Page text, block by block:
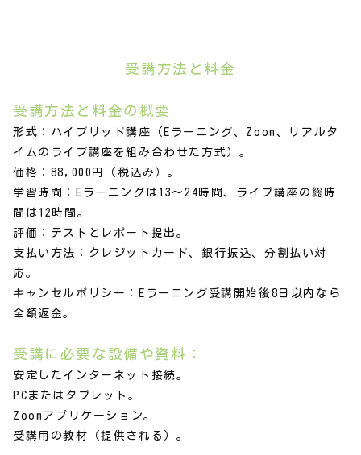
受講方法と料金
受講方法と料金の概要
形式：ハイブリッド講座（Eラーニング、Zoom、リアルタ
イムのライブ講座を組み合わせた方式）。
価格：88,000円（税込み）。
学習時間：Eラーニングは13～24時間、ライブ講座の総時
間は12時間。
評価：テストとレポート提出。
支払い方法：クレジットカード、銀行振込、分割払い対
応。
キャンセルポリシー：Eラーニング受講開始後8日以内なら
全額返金。
受講に必要な設備や資料：
安定したインターネット接続。
PCまたはタブレット。
Zoomアプリケーション。
受講用の教材（提供される）。